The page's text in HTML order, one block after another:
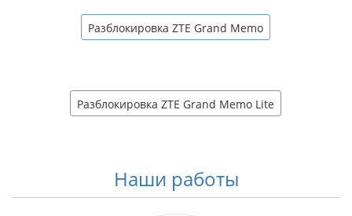
Разблокировка ZTE Grand Memo
Разблокировка ZTE Grand Memo Lite
Наши работы